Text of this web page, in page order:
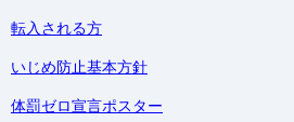
転入される方
いじめ防止基本方針
体罰ゼロ宣言ポスター